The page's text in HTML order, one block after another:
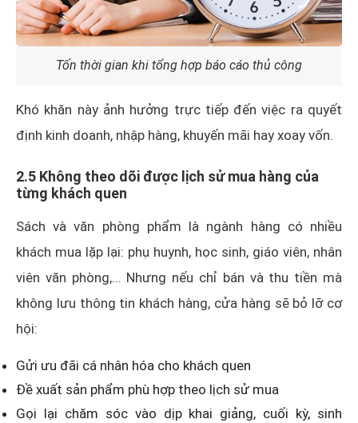
Tốn thời gian khi tổng hợp báo cáo thủ công
Khó khăn này ảnh hưởng trực tiếp đến việc ra quyết
định kinh doanh, nhập hàng, khuyến mãi hay xoay vốn.
2.5 Không theo dõi được lịch sử mua hàng của
từng khách quen
Sách và văn phòng phẩm là ngành hàng có nhiều
khách mua lặp lại: phụ huynh, học sinh, giáo viên, nhân
viên văn phòng,... Nhưng nếu chỉ bán và thu tiền mà
không lưu thông tin khách hàng, cửa hàng sẽ bỏ lỡ cơ
hội:
Gửi ưu đãi cá nhân hóa cho khách quen
Đề xuất sản phẩm phù hợp theo lịch sử mua
Gọi lại chăm sóc vào dịp khai giảng, cuối kỳ, sinh